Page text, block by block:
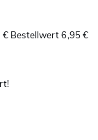
€ Bestellwert 6,95 €